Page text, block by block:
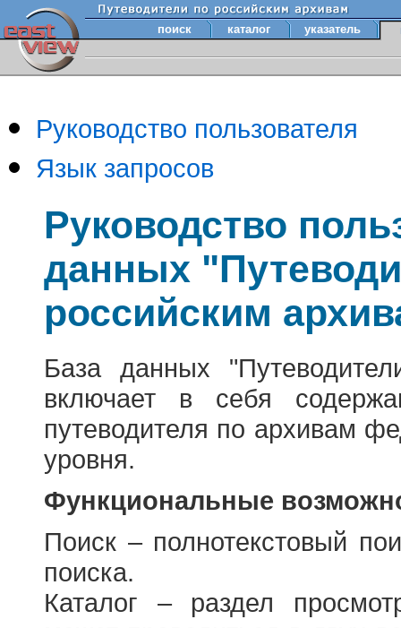
поиск каталог указатель
Руководство пользователя
Язык запросов
Руководство
данных
российским
База данных
включает в себя
путеводителя по архивам
уровня.
Функциональные
Поиск – полнотекстовый
поиска.
Каталог – раздел